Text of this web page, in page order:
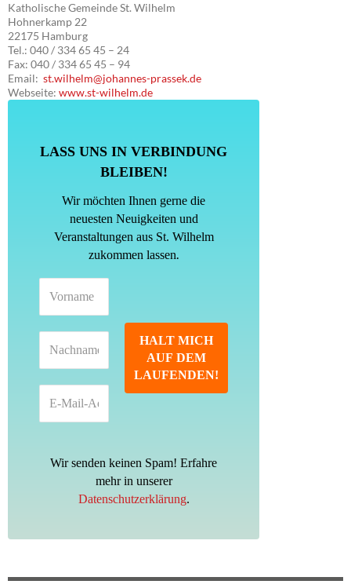
Katholische Gemeinde St. Wilhelm
Hohnerkamp 22
22175 Hamburg
Tel.: 040 / 334 65 45 – 24
Fax: 040 / 334 65 45 – 94
Email: st.wilhelm@johannes-prassek.de
Webseite: www.st-wilhelm.de
LASS UNS IN VERBINDUNG
BLEIBEN!
Wir möchten Ihnen gerne die
neuesten Neuigkeiten und
Veranstaltungen aus St. Wilhelm
zukommen lassen.
Wir senden keinen Spam! Erfahre
mehr in unserer
Datenschutzerklärung.